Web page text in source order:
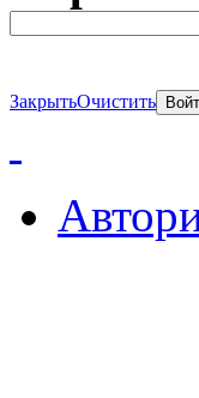
ЗакрытьОчистить